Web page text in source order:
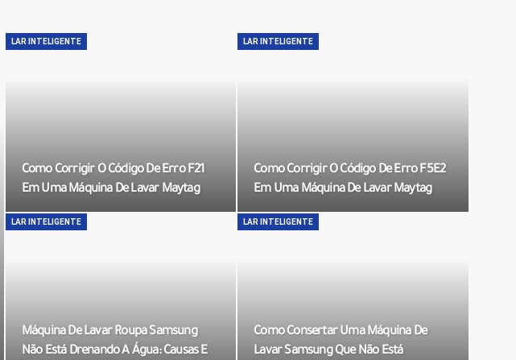
LAR INTELIGENTE
Como Corrigir O Código De Erro F21
Em Uma Máquina De Lavar Maytag
LAR INTELIGENTE
Como Corrigir O Código De Erro F5E2
Em Uma Máquina De Lavar Maytag
LAR INTELIGENTE
Máquina De Lavar Roupa Samsung
Não Está Drenando A Água: Causas E
LAR INTELIGENTE
Como Consertar Uma Máquina De
Lavar Samsung Que Não Está